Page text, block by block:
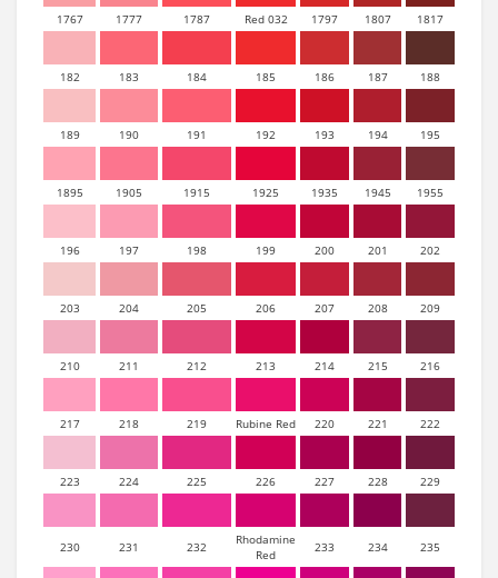
1767 1777 1787 Red 032 1797 1807 1817
182 183 184 185 186 187 188
189 190 191 192 193 194 195
1895 1905 1915 1925 1935 1945 1955
196 197 198 199 200 201 202
203 204 205 206 207 208 209
210 211 212 213 214 215 216
217 218 219 Rubine Red 220 221 222
223 224 225 226 227 228 229
230 231 232
Rhodamine
Red
233 234 235